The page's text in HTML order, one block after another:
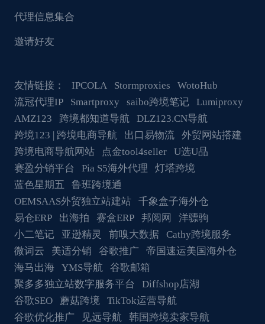
代理信息集合
邀请好友
友情链接： IPCOLA Stormproxies
WotoHub
流冠代理IP
Smartproxy saibo跨境笔记
Lumiproxy
AMZ123
跨境都知道导航
DLZ123.CN导航
跨境123 | 跨境电商导航
出口易物流
外贸网站搭建
跨境电商导航网站
点金tool4seller
U选U品
赛盈分销平台
Pia S5海外代理
灯塔跨境
蓝色星期五
鲁班跨境通
OEMSAAS外贸独立站建站
千象盒子海外仓
易仓ERP
出海拍 赛盒ERP 邦阅网
洋骠驹
小二笔记
亚逊精灵 前嗅大数据
Cathy跨境服务
微词云
美适分销 谷歌推广
帝国速运美国海外仓
海马出海
YMS导航
谷歌邮箱
聚多多独立站数字服务平台
Diffshop店湖
谷歌SEO
蘑菇跨境
TikTok运营导航
谷歌优化推广
见远导航
韩国跨境卖家导航